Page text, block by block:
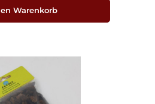
Warenkorb